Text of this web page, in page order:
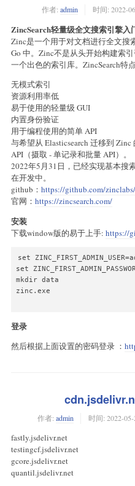
作者: admin 时间: 2022-
ZincSearch轻量级全文搜索引擎入
Zinc是一个用于对文档进行全文搜
Go 中。Zinc不是从头开始构建索
一个出色的索引库。ZincSearch特
无模式索引
资源利用率低
易于使用的轻量级 GUI
内置身份验证
用于编程使用的简单 API
与希望从 Elasticsearch 迁移到
API（摄取 - 单记录和批量 API）。
2022年5月31日，已经实现基本搜
在开发中。
github： https://github.com/
官网： https://zincsearch.com/
安装
下载window版的易于上手: https://
set
set
mkdir data
zinc.exe
登录
然后根据上面设置的密码登录 ：
作者: admin 时间: 2022-05-
fastly.jsdelivr.net
testingcf.jsdelivr.net
gcore.jsdelivr.net
quantil.jsdelivr.net